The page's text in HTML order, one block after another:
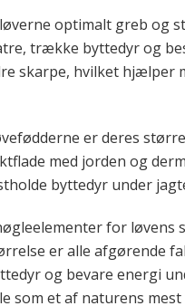
optimalt greb
trække byttedyr og
skarpe, hvilket
er deres
med jorden og
byttedyr under
for løvens
er alle afgørende
og bevare energi
som et af naturens